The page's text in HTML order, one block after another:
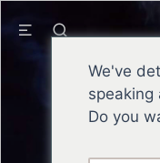
Le
We've
speaking
Do you